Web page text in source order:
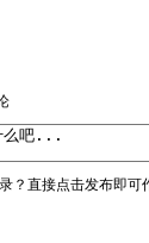
？直接点击发布即可